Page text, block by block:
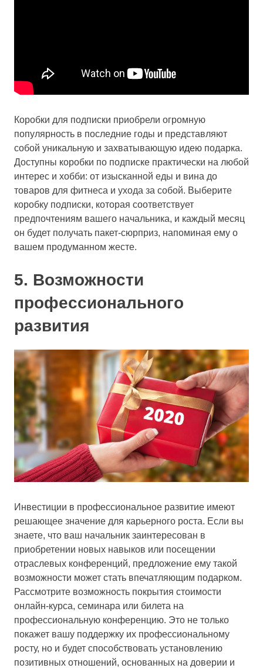
Коробки для подписки приобрели огромную
популярность в последние годы и представляют
собой уникальную и захватывающую идею подарка.
Доступны коробки по подписке практически на любой
интерес и хобби: от изысканной еды и вина до
товаров для фитнеса и ухода за собой. Выберите
коробку подписки, которая соответствует
предпочтениям вашего начальника, и каждый месяц
он будет получать пакет-сюрприз, напоминая ему о
вашем продуманном жесте.
5. Возможности
профессионального
развития
Инвестиции в профессиональное развитие имеют
решающее значение для карьерного роста. Если вы
знаете, что ваш начальник заинтересован в
приобретении новых навыков или посещении
отраслевых конференций, предложение ему такой
возможности может стать впечатляющим подарком.
Рассмотрите возможность покрытия стоимости
онлайн-курса, семинара или билета на
профессиональную конференцию. Это не только
покажет вашу поддержку их профессиональному
росту, но и будет способствовать установлению
позитивных отношений, основанных на доверии и